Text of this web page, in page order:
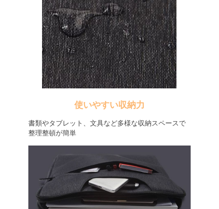
使いやすい収納力
書類やタブレット、文具など多様な収納スペースで
整理整頓が簡単